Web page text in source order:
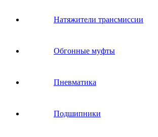
Натяжители трансмиссии
Обгонные муфты
Пневматика
Подшипники